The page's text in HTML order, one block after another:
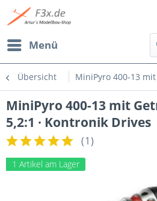
Menü
Übersicht MiniPyro 400-13
MiniPyro 400-13 mit
5,2:1 · Kontronik Drives
(1)
1 Artikel am Lager